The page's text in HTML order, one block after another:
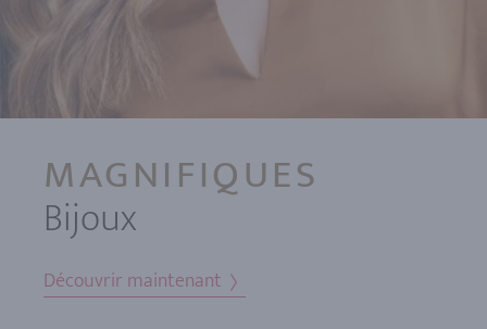
MAGNIFIQUES
Bijoux
Découvrir maintenant